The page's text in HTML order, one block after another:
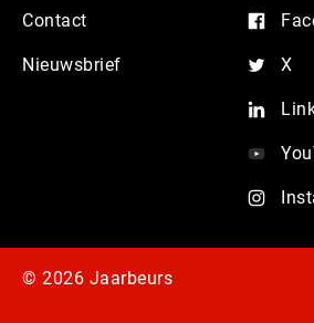
Contact
Nieuwsbrief X
© 2026 Jaarbeurs